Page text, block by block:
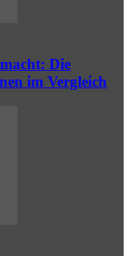
Die
im Vergleich